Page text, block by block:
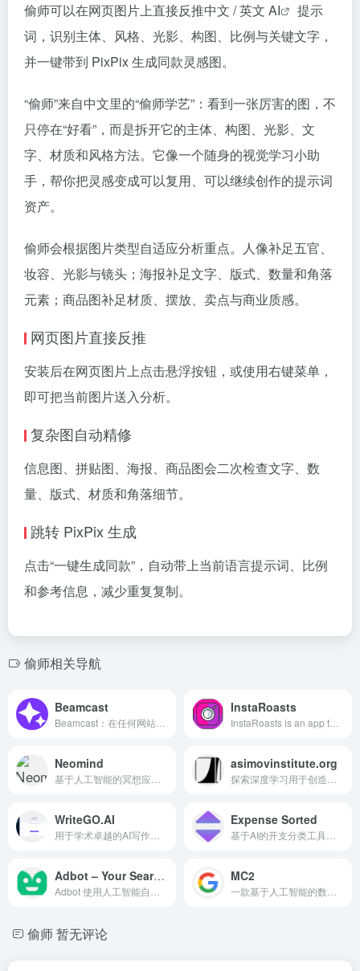
偷师可以在网页图片上直接反推中文 / 英文 AI
提示
词，识别主体、风格、光影、构图、比例与关键文字，
并一键带到 PixPix 生成同款灵感图。
“偷师”来自中文里的“偷师学艺”：看到一张厉害的图，不
只停在“好看”，而是拆开它的主体、构图、光影、文
字、材质和风格方法。它像一个随身的视觉学习小助
手，帮你把灵感变成可以复用、可以继续创作的提示词
资产。
偷师会根据图片类型自适应分析重点。人像补足五官、
妆容、光影与镜头；海报补足文字、版式、数量和角落
元素；商品图补足材质、摆放、卖点与商业质感。
网页图片直接反推
安装后在网页图片上点击悬浮按钮，或使用右键菜单，
即可把当前图片送入分析。
复杂图自动精修
信息图、拼贴图、海报、商品图会二次检查文字、数
量、版式、材质和角落细节。
跳转 PixPix 生成
点击“一键生成同款”，自动带上当前语言提示词、比例
和参考信息，减少重复复制。
偷师相关导航
Beamcast InstaRoasts
Neomind asimovinstitute.org
WriteGO.AI Expense Sorted
Adbot – Your Search Ads Specialist MC2
偷师暂无评论